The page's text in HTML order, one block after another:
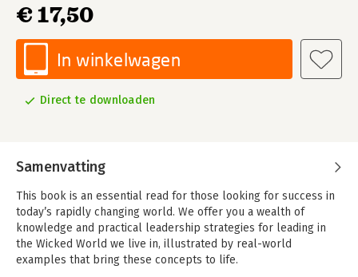
€ 17,50
In winkelwagen
Direct te downloaden
Samenvatting
This book is an essential read for those looking for success in
today’s rapidly changing world. We offer you a wealth of
knowledge and practical leadership strategies for leading in
the Wicked World we live in, illustrated by real-world
examples that bring these concepts to life.